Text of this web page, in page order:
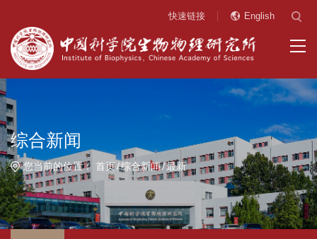
快速链接 English
综合新闻
您当前的位置：首页 综合新闻 最新